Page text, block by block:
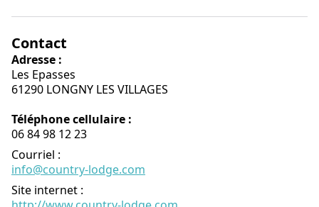
Contact
Adresse :
Les Epasses
61290 LONGNY LES VILLAGES
Téléphone cellulaire :
06 84 98 12 23
Courriel :
info@country-lodge.com
Site internet :